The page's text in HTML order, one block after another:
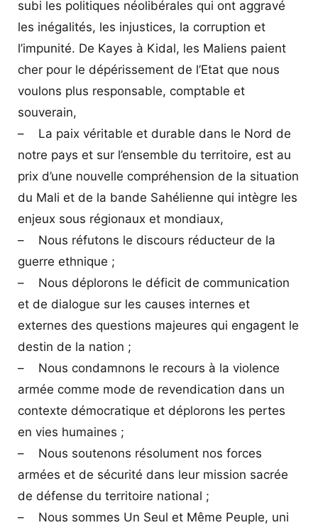
subi les politiques néolibérales qui ont aggravé
les inégalités, les injustices, la corruption et
l’impunité. De Kayes à Kidal, les Maliens paient
cher pour le dépérissement de l’Etat que nous
voulons plus responsable, comptable et
souverain,
– La paix véritable et durable dans le Nord de
notre pays et sur l’ensemble du territoire, est au
prix d’une nouvelle compréhension de la situation
du Mali et de la bande Sahélienne qui intègre les
enjeux sous régionaux et mondiaux,
– Nous réfutons le discours réducteur de la
guerre ethnique ;
– Nous déplorons le déficit de communication
et de dialogue sur les causes internes et
externes des questions majeures qui engagent le
destin de la nation ;
– Nous condamnons le recours à la violence
armée comme mode de revendication dans un
contexte démocratique et déplorons les pertes
en vies humaines ;
– Nous soutenons résolument nos forces
armées et de sécurité dans leur mission sacrée
de défense du territoire national ;
– Nous sommes Un Seul et Même Peuple, uni